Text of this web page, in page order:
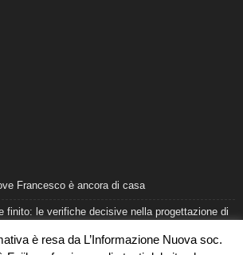
Francesco è ancora di casa
finito: le verifiche decisive nella progettazione di
è resa da L’Informazione Nuova soc.